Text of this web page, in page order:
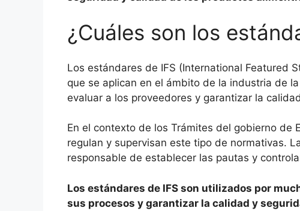
¿Cuáles son los
Los estándares de IFS (International Featured
que se aplican en el ámbito de la industria de
evaluar a los proveedores y garantizar la
En el contexto de los Trámites del gobierno
regulan y supervisan este tipo de normativas.
responsable de establecer las pautas y
Los estándares de IFS son utilizados por
sus procesos y garantizar la calidad y